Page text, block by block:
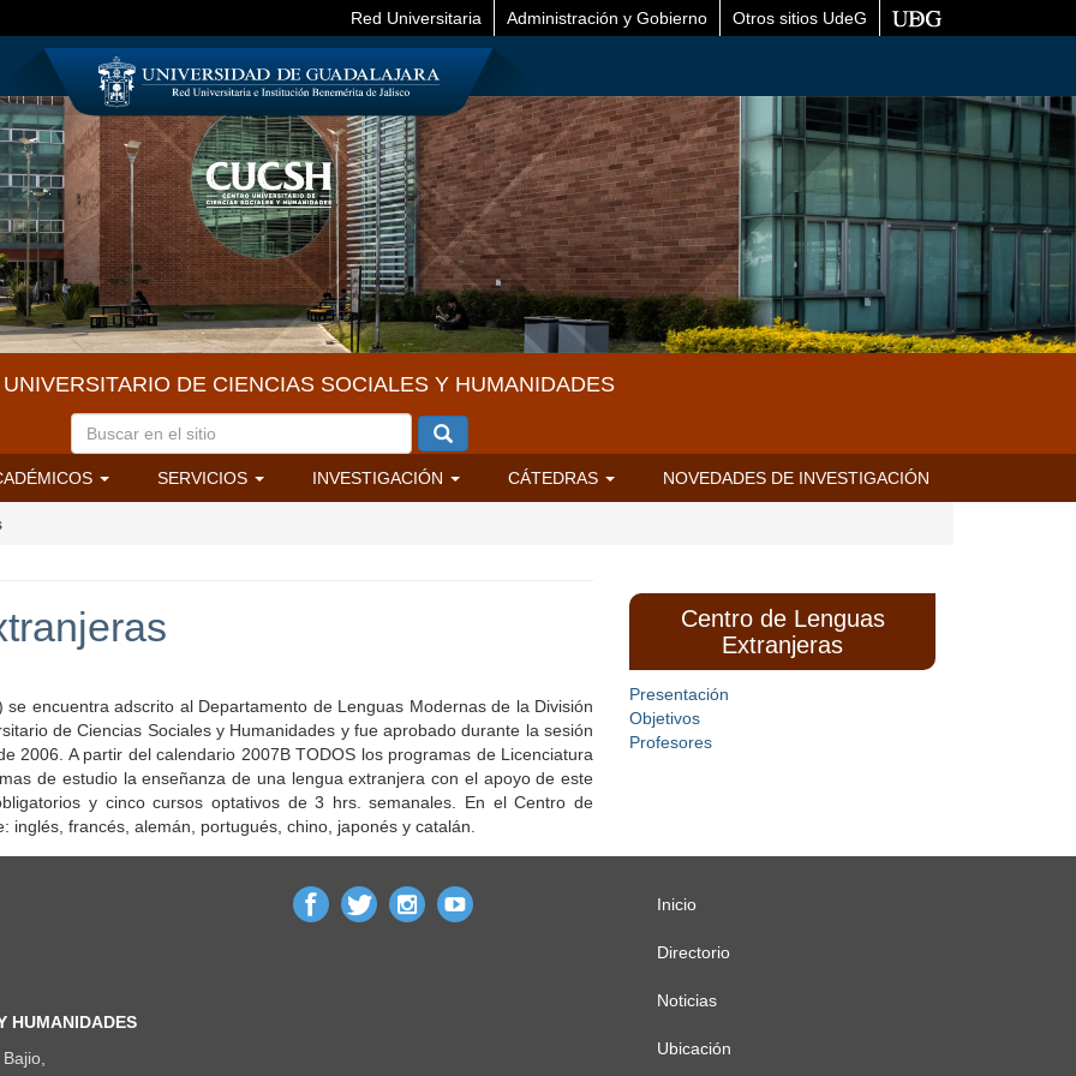
Red Universitaria Administración y Gobierno Otros sitios UdeG
DE CIENCIAS SOCIALES Y HUMANIDADES
SERVICIOS INVESTIGACIÓN CÁTEDRAS NOVEDADES DE INVESTIGACIÓN
se encuentra adscrito al Departamento de Lenguas Modernas de la División
de Ciencias Sociales y Humanidades y fue aprobado durante la sesión
2006. A partir del calendario 2007B TODOS los programas de Licenciatura
de estudio la enseñanza de una lengua extranjera con el apoyo de este
y cinco cursos optativos de 3 hrs. semanales. En el Centro de
inglés, francés, alemán, portugués, chino, japonés y catalán.
Centro de Lenguas
Extranjeras
Presentación
Objetivos
Profesores
HUMANIDADES
Menú
principal
Inicio
Directorio
Noticias
Ubicación